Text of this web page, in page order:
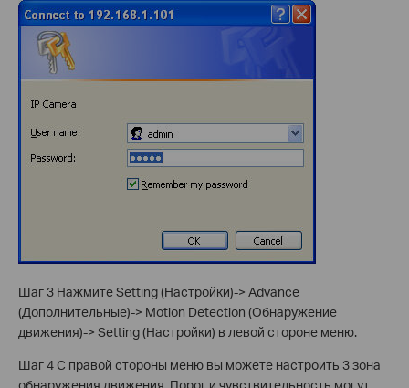
Шаг 3 Нажмите Setting (Настройки)-> Advance
(Дополнительные)-> Motion Detection (Обнаружение
движения)-> Setting (Настройки) в левой стороне меню.
Шаг 4 С правой стороны меню вы можете настроить 3 зона
обнаружения движения. Порог и чувствительность могут